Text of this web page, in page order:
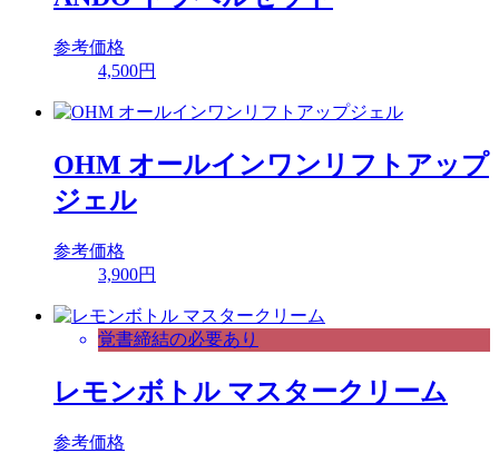
参考価格
4,500円
OHM オールインワンリフトアップ
ジェル
参考価格
3,900円
覚書締結の必要あり
レモンボトル マスタークリーム
参考価格